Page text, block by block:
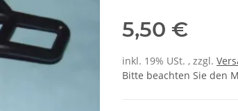
5,50 €
inkl. 19% USt. , zzgl.
Bitte beachten Sie den